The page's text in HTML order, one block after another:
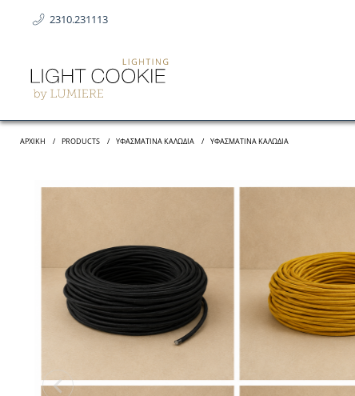
2310.231113
ΑΡΧΙΚΗ PRODUCTS ΥΦΑΣΜΆΤΙΝΑ ΚΑΛΏΔΙΑ ΥΦΑΣΜΑΤΙΝΑ ΚΑΛΩΔΙΑ